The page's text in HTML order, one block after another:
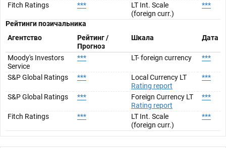
Fitch Ratings
***
LT Int. Scale
(foreign curr.)
***
Рейтинги позичальника
Агентство
Рейтинг /
Прогноз
Шкала Дата
Moody's Investors
Service
*** LT- foreign currency ***
S&P Global Ratings ***
Local Currency LT
Rating report
***
S&P Global Ratings ***
Foreign Currency LT
Rating report
***
Fitch Ratings ***
LT Int. Scale
(foreign curr.)
***